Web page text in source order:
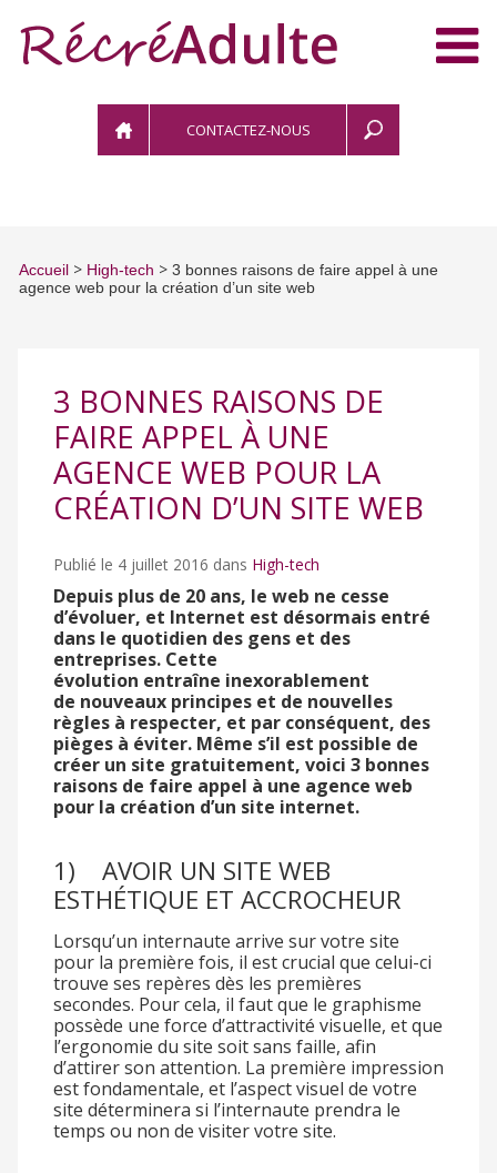
CONTACTEZ-NOUS
Accueil> High-tech > 3 bonnes raisons de faire appel à une
agence web pour la création d’un site web
3 BONNES RAISONS DE
FAIRE APPEL À UNE
AGENCE WEB POUR LA
CRÉATION D’UN SITE WEB
Publié le 4 juillet 2016 dans High-tech
Depuis plus de 20 ans, le web ne cesse
d’évoluer, et Internet est désormais entré
dans le quotidien des gens et des
entreprises. Cette
évolution entraîne inexorablement
de nouveaux principes et de nouvelles
règles à respecter, et par conséquent, des
pièges à éviter. Même s’il est possible de
créer un site gratuitement, voici 3 bonnes
raisons de faire appel à une agence web
pour la création d’un site internet.
1) AVOIR UN SITE WEB
ESTHÉTIQUE ET ACCROCHEUR
Lorsqu’un internaute arrive sur votre site
pour la première fois, il est crucial que celui-ci
trouve ses repères dès les premières
secondes. Pour cela, il faut que le graphisme
possède une force d’attractivité visuelle, et que
l’ergonomie du site soit sans faille, afin
d’attirer son attention. La première impression
est fondamentale, et l’aspect visuel de votre
site déterminera si l’internaute prendra le
temps ou non de visiter votre site.